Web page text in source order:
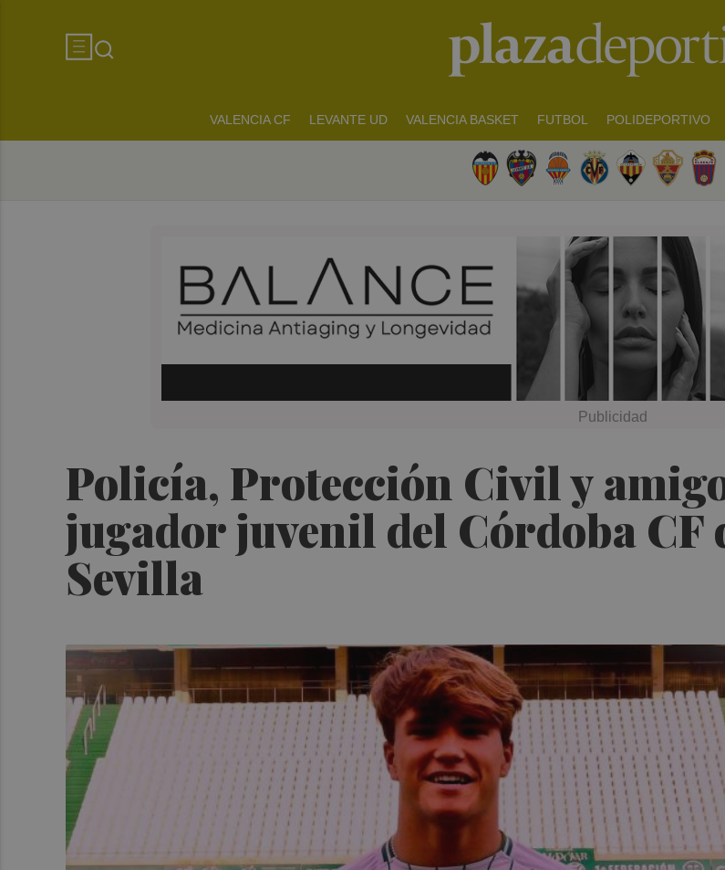
VALENCIA CF LEVANTE UD VALENCIA BASKET FUTBOL POLIDEPORTIVO
Policía, Protección Civil y
jugador juvenil del Córdoba CF
Sevilla